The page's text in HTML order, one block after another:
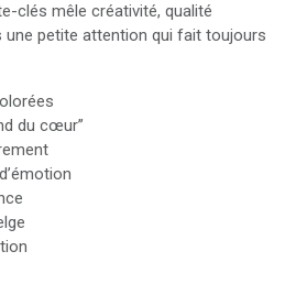
clés mêle créativité, qualité
petite attention qui fait toujours
du cœur”